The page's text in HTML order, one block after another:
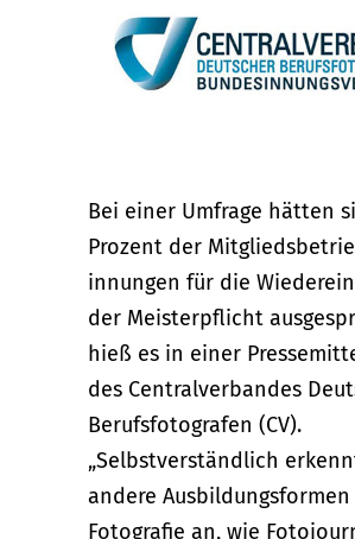
Bei einer Umfrage hätten
Prozent der
innungen für die
der Meisterpflicht
hieß es in einer
des Centralverbandes
Berufsfotografen (CV).
„Selbstverständlich
andere
Fotografie an, wie